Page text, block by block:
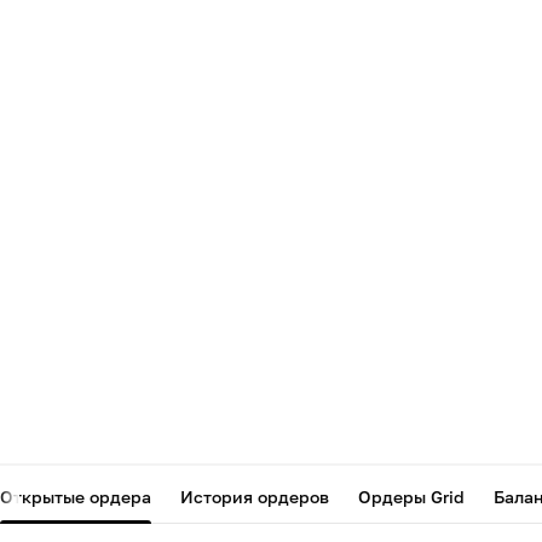
Открытые ордера История ордеров Ордеры Grid